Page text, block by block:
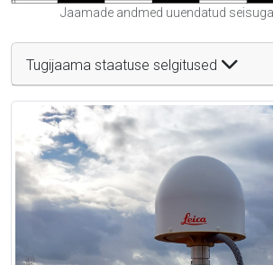
Jaamade andmed uuendatud
Tugijaama staatuse selgitused